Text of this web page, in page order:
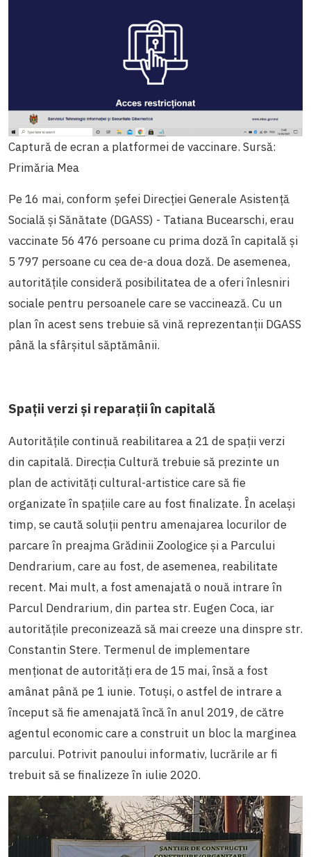
Captură de ecran a platformei de vaccinare. Sursă:
Primăria Mea
Pe 16 mai, conform șefei Direcției Generale Asistență
Socială și Sănătate (DGASS) - Tatiana Bucearschi, erau
vaccinate 56 476 persoane cu prima doză în capitală și
5 797 persoane cu cea de-a doua doză. De asemenea,
autoritățile consideră posibilitatea de a oferi înlesniri
sociale pentru persoanele care se vaccinează. Cu un
plan în acest sens trebuie să vină reprezentanții DGASS
până la sfârșitul săptămânii.
Spații verzi și reparații în capitală
Autoritățile continuă reabilitarea a 21 de spații verzi
din capitală. Direcția Cultură trebuie să prezinte un
plan de activități cultural-artistice care să fie
organizate în spațiile care au fost finalizate. În același
timp, se caută soluții pentru amenajarea locurilor de
parcare în preajma Grădinii Zoologice și a Parcului
Dendrarium, care au fost, de asemenea, reabilitate
recent. Mai mult, a fost amenajată o nouă intrare în
Parcul Dendrarium, din partea str. Eugen Coca, iar
autoritățile preconizează să mai creeze una dinspre str.
Constantin Stere. Termenul de implementare
menționat de autorități era de 15 mai, însă a fost
amânat până pe 1 iunie. Totuși, o astfel de intrare a
început să fie amenajată încă în anul 2019, de către
agentul economic care a construit un bloc la marginea
parcului. Potrivit panoului informativ, lucrările ar fi
trebuit să se finalizeze în iulie 2020.